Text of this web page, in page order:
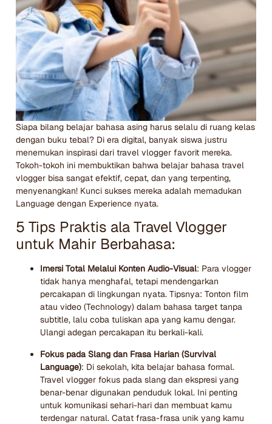
Siapa bilang belajar bahasa asing harus selalu di ruang kelas
dengan buku tebal? Di era digital, banyak siswa justru
menemukan inspirasi dari travel vlogger favorit mereka.
Tokoh-tokoh ini membuktikan bahwa belajar bahasa travel
vlogger bisa sangat efektif, cepat, dan yang terpenting,
menyenangkan! Kunci sukses mereka adalah memadukan
Language dengan Experience nyata.
5 Tips Praktis ala Travel Vlogger
untuk Mahir Berbahasa:
Imersi Total Melalui Konten Audio-Visual: Para vlogger
tidak hanya menghafal, tetapi mendengarkan
percakapan di lingkungan nyata. Tipsnya: Tonton film
atau video (Technology) dalam bahasa target tanpa
subtitle, lalu coba tuliskan apa yang kamu dengar.
Ulangi adegan percakapan itu berkali-kali.
Fokus pada Slang dan Frasa Harian (Survival
Language): Di sekolah, kita belajar bahasa formal.
Travel vlogger fokus pada slang dan ekspresi yang
benar-benar digunakan penduduk lokal. Ini penting
untuk komunikasi sehari-hari dan membuat kamu
terdengar natural. Catat frasa-frasa unik yang kamu